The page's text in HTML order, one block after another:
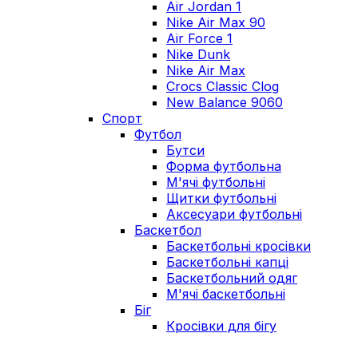
Air Jordan 1
Nike Air Max 90
Air Force 1
Nike Dunk
Nike Air Max
Crocs Classic Clog
New Balance 9060
Спорт
Футбол
Бутси
Форма футбольна
М'ячі футбольні
Щитки футбольні
Аксесуари футбольні
Баскетбол
Баскетбольні кросівки
Баскетбольні капці
Баскетбольний одяг
М'ячі баскетбольні
Біг
Кросівки для бігу